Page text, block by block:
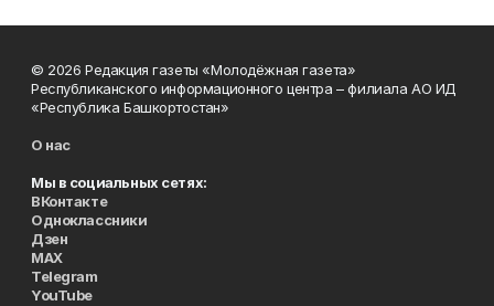
© 2026 Редакция газеты «Молодёжная газета»
Республиканского информационного центра – филиала АО ИД
«Республика Башкортостан»
О нас
Мы в социальных сетях:
ВКонтакте
Одноклассники
Дзен
MAX
Telegram
YouTube